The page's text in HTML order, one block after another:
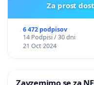
Za prost
6 472 podpisov
14 Podpisi / 30 dni
21 Oct 2024